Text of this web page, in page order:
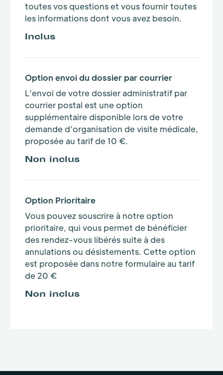
toutes vos questions et vous fournir toutes
les informations dont vous avez besoin.
Inclus
Option envoi du dossier par courrier
L’envoi de votre dossier administratif par
courrier postal est une option
supplémentaire disponible lors de votre
demande d’organisation de visite médicale,
proposée au tarif de 10 €.
Non inclus
Option Prioritaire
Vous pouvez souscrire à notre option
prioritaire, qui vous permet de bénéficier
des rendez-vous libérés suite à des
annulations ou désistements. Cette option
est proposée dans notre formulaire au tarif
de 20 €
Non inclus